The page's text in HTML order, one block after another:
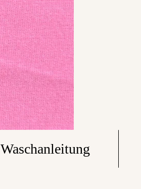
Waschanleitung